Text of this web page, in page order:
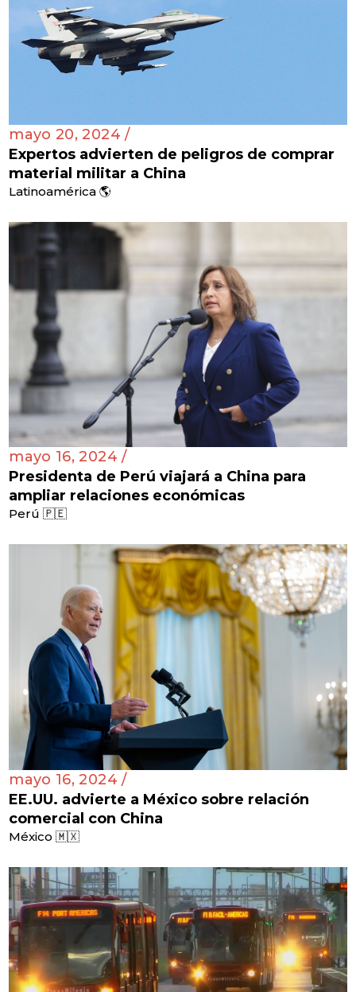
mayo 20, 2024 /
Expertos advierten de peligros de comprar
material militar a China
Latinoamérica 🌎
mayo 16, 2024 /
Presidenta de Perú viajará a China para
ampliar relaciones económicas
Perú 🇵🇪
mayo 16, 2024 /
EE.UU. advierte a México sobre relación
comercial con China
México 🇲🇽